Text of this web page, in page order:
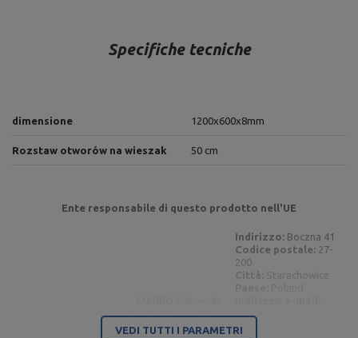
Specifiche tecniche
dimensione 1200x600x8mm
Rozstaw otworów na wieszak 50 cm
Ente responsabile di questo prodotto nell'UE
Spółka Komandytowa
MARBO Ulikowski
Indirizzo: Boczna 41
Codice postale: 27-
200
Città: Starachowice
serwis@marbosport.eu
Indirizzo:
VEDI TUTTI I PARAMETRI